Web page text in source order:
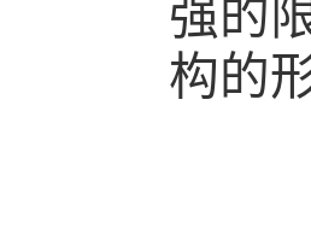
强的
构的